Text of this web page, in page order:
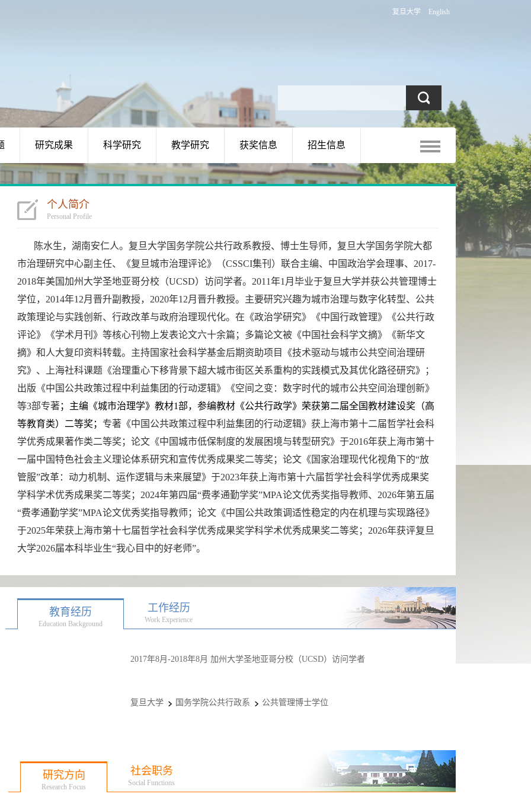
复旦大学 English
研究成果 科学研究 教学研究 获奖信息 招生信息
个人简介
Personal Profile
陈水生， 湖南安仁人。 复旦大学国务学院公共行政系教授、博士生导师， 复旦大学国务学院大都
市治理研究中心副主任、《复旦城市治理评论》（CSSCI集刊）联合主编、中国政治学会理事、2017-
2018年美国加州大学圣地亚哥分校（UCSD）访问学者。 2011年1月毕业于复旦大学并获公共管理博士
学位，2014年12月晋升副教授，2020年12月晋升教授。主要研究兴趣为城市治理与数字化转型、公共
政策理论与实践创新、行政改革与政府治理现代化。在《政治学研究》《中国行政管理》《公共行政
评论》《学术月刊》等核心刊物上发表论文六十余篇；多篇论文被《中国社会科学文摘》《新华文
摘》和人大复印资料转载。 主持国家社会科学基金后期资助项目《技术驱动与城市公共空间治理研
究》、上海社科课题《治理重心下移背景下超大城市街区关系重构的实践模式及其优化路径研究》；
出版《中国公共政策过程中利益集团的行动逻辑》
《空间之变：数字时代的城市公共空间治理创新》
等3部专著 ；主编《城市治理学》教材1部，参编教材 《公共行政学》荣获第二届全国教材建设奖（高
等教育类）二等奖 ； 专著《中国公共政策过程中利益集团的行动逻辑》获上海市第十二届哲学社会科
学优秀成果著作类二等奖；论文《中国城市低保制度的发展困境与转型研究》于2016年获上海市第十
一届中国特色社会主义理论体系研究和宣传优秀成果奖二等奖； 论文《国家治理现代化视角下的“放
管服”改革：动力机制、运作逻辑与未来展望》于2023年获上海市第十六届哲学社会科学优秀成果奖
学科学术优秀成果奖二等奖； 2024年第四届“费孝通勤学奖”MPA论文优秀奖指导教师、 2026年第五届
“费孝通勤学奖”MPA论文优秀奖指导教师； 论文 《中国公共政策调适性稳定的内在机理与实现路径》
于2025年荣获上海市第十七届哲学社会科学优秀成果奖学科学术优秀成果奖二等奖； 2026年获评复旦
大学2026届本科毕业生“我心目中的好老师”。
教育经历
Education Background
工作经历
Work Experience
2017年8月-2018年8月 加州大学圣地亚哥分校（UCSD）访问学者
复旦大学 国务学院公共行政系 公共管理博士学位
研究方向
Research Focus
社会职务
Social Functions